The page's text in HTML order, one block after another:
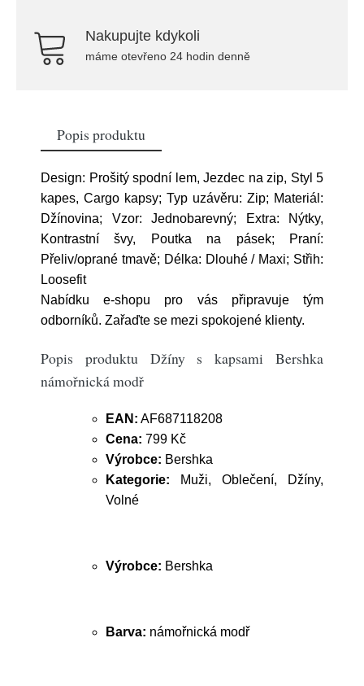
Nakupujte kdykoli
máme otevřeno 24 hodin denně
Popis produktu
Design: Prošitý spodní lem, Jezdec na zip, Styl 5
kapes, Cargo kapsy; Typ uzávěru: Zip; Materiál:
Džínovina; Vzor: Jednobarevný; Extra: Nýtky,
Kontrastní švy, Poutka na pásek; Praní:
Přeliv/oprané tmavě; Délka: Dlouhé / Maxi; Střih:
Loosefit
Nabídku e-shopu pro vás připravuje tým
odborníků. Zařaďte se mezi spokojené klienty.
Popis produktu Džíny s kapsami Bershka
námořnická modř
EAN: AF687118208
Cena: 799 Kč
Výrobce: Bershka
Kategorie: Muži, Oblečení, Džíny,
Volné
Výrobce: Bershka
Barva: námořnická modř